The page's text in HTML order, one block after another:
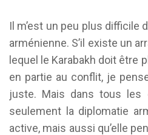
Il m’est un peu plus difficile
arménienne. S’il existe un
lequel le Karabakh doit être
en partie au conflit, je
juste. Mais dans tous
seulement la diplomatie
active, mais aussi qu’elle